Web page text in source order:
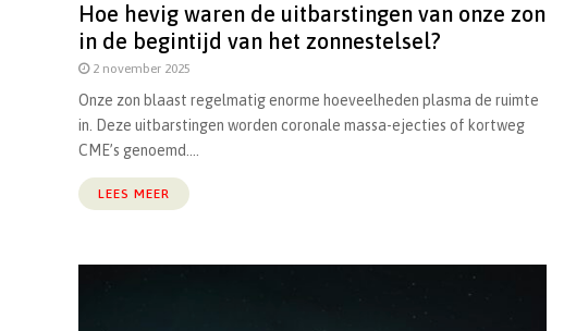
Hoe hevig waren de uitbarstingen van onze zon
in de begintijd van het zonnestelsel?
2 november 2025
Onze zon blaast regelmatig enorme hoeveelheden plasma de ruimte
in. Deze uitbarstingen worden coronale massa-ejecties of kortweg
CME’s genoemd....
LEES MEER